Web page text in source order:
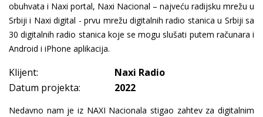
obuhvata i Naxi portal, Naxi Nacional – najveću radijsku mrežu u
Srbiji i Naxi digital - prvu mrežu digitalnih radio stanica u Srbiji sa
30 digitalnih radio stanica koje se mogu slušati putem računara i
Android i iPhone aplikacija.
Klijent:
Naxi Radio
Datum projekta:
2022
Nedavno nam je iz NAXI Nacionala stigao zahtev za digitalnim